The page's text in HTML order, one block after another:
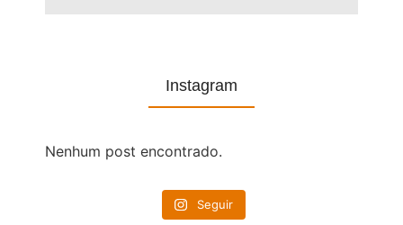
Instagram
Nenhum post encontrado.
Seguir